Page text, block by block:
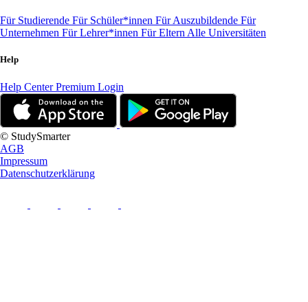
Für Studierende Für Schüler*innen Für Auszubildende Für
Unternehmen Für Lehrer*innen Für Eltern Alle Universitäten
Help
Help CenterPremium Login
© StudySmarter
AGB
Impressum
Datenschutzerklärung